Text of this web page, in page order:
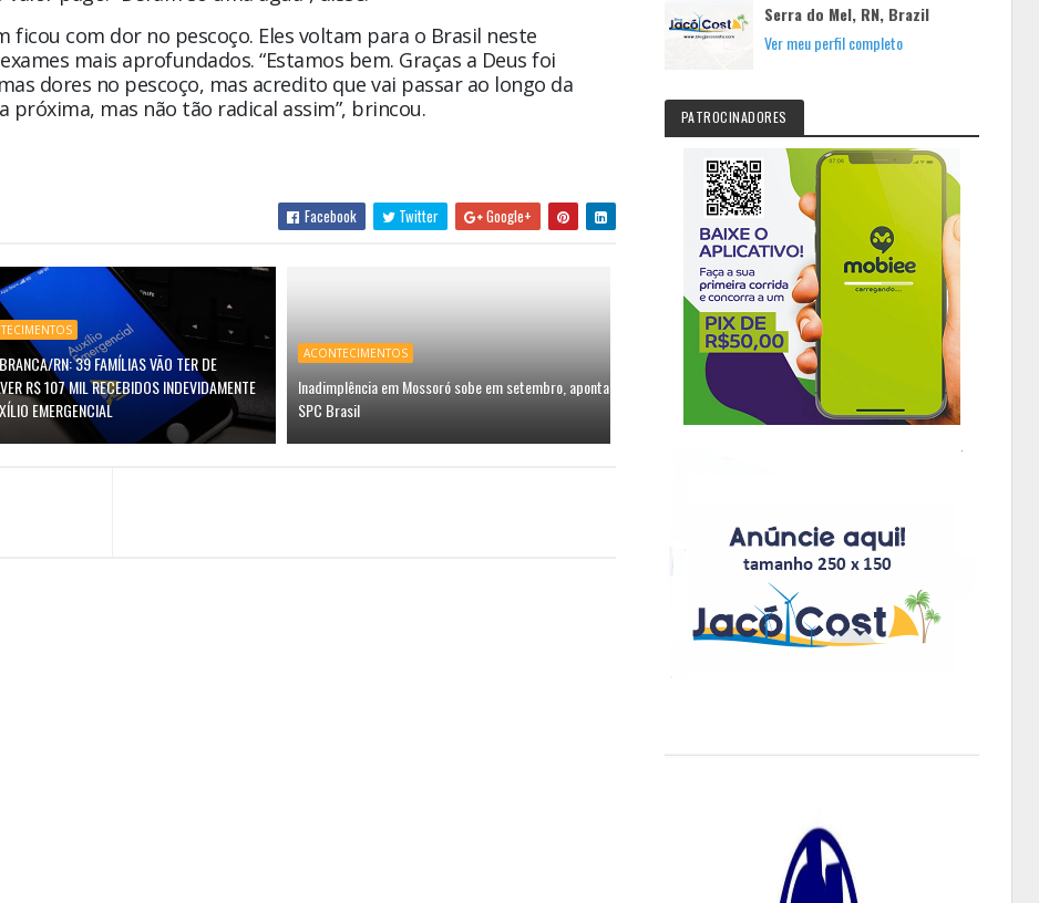
ficou com dor no pescoço. Eles voltam para o Brasil neste
mais aprofundados. “Estamos bem. Graças a Deus foi
dores no pescoço, mas acredito que vai passar ao longo da
próxima, mas não tão radical assim”, brincou.
Facebook Twitter Google+
RN: 39 FAMÍLIAS VÃO TER DE
R$ 107 MIL RECEBIDOS INDEVIDAMENTE
EMERGENCIAL
ACONTECIMENTOS
Inadimplência em Mossoró sobe em setembro, aponta
SPC Brasil
Serra do Mel, RN, Brazil
Ver meu perfil completo
PATROCINADORES